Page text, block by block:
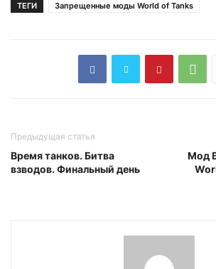
ТЕГИ Запрещенные моды World of Tanks
Предыдущая статья
Время танков. Битва
взводов. Финальный день
Мод